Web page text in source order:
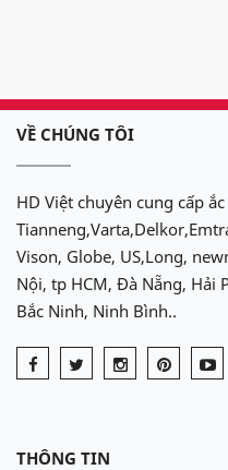
VỀ CHÚNG TÔI
HD Việt chuyên cung cấp
Vison, Globe, US,Long,
Nội, tp HCM, Đà Nẵng, Hải
Bắc Ninh, Ninh Bình..
THÔNG TIN